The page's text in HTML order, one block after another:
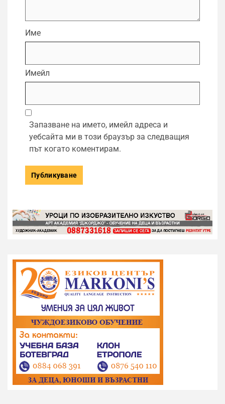
Име
Имейл
Запазване на името, имейл адреса и
уебсайта ми в този браузър за следващия
път когато коментирам.